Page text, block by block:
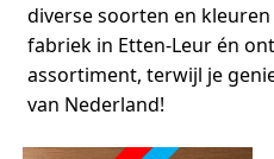
diverse soorten en
fabriek in Etten-Leur én
assortiment, terwijl je
van Nederland!